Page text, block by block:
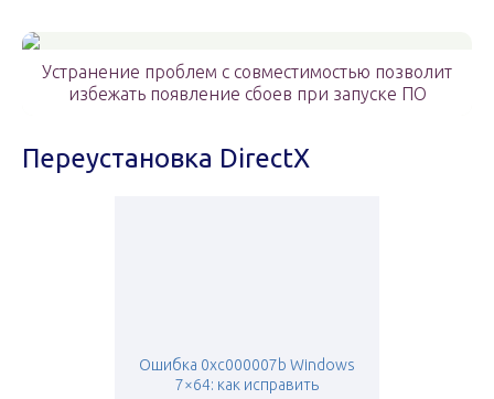
Устранение проблем с совместимостью позволит
избежать появление сбоев при запуске ПО
Переустановка DirectX
Ошибка 0xc000007b Windows
7×64: как исправить